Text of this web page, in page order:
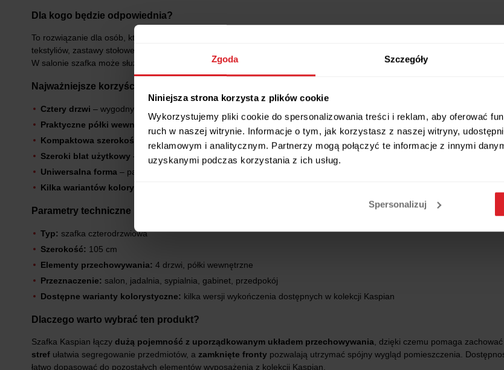
Zgoda Szczegóły
Niniejsza strona korzysta z plików cookie
Wykorzystujemy pliki cookie do spersonalizowania treści i reklam, aby oferować
ruch w naszej witrynie. Informacje o tym, jak korzystasz z naszej witryny,
reklamowym i analitycznym. Partnerzy mogą połączyć te informacje z innymi
uzyskanymi podczas korzystania z ich usług.
Spersonalizuj
Dla kogo będzie odpowiednia?
To rozwiązanie dla osób, które potrzebują dodatkowej przestrzeni do przechowywania bez zajmowania dużej powierzchni
tekstyliów, zastawy stołowej lub akcesoriów codziennego użytku, a
W salonie szafka może służyć do przechowywania dekoracji i rodzinnych pamiątek, natomiast w jadalni sprawdzi się jako
Najważniejsze korzyści dla użytkownika
Cztery drzwi – wygodny dostęp do całej zawartości mebla.
Praktyczne półki wewnętrzne
– łatwiejsza organizacja przechowywanych przedmiotów.
Kompaktowa szerokość przy dużej pojemności
– efektywne wykorzystanie przestrzeni.
Szeroki blat użytkowy – dodatkowe miejsce na dekoracje lub akcesoria.
Uniwersalna forma – pasuje do różnych aranżacji wnętrz.
Kilka wariantów kolorystycznych
Parametry techniczne
Typ: szafka czterodrzwiowa
Szerokość: 105 cm
Elementy przechowywania: 4 drzwi, półki wewnętrzne
Przeznaczenie: salon, jadalnia, sypialnia, gabinet, przedpokój
Dostępne warianty kolorystyczne: kilka wersji wykończenia dostępnych w kolekcji Kaspian
Dlaczego warto wybrać ten produkt?
Szafka Kaspian łączy dużą pojemność z uporządkowanym układem przechowywania, dzięki czemu pomaga
stref ułatwia segregowanie przedmiotów, a zamknięte fronty pozwalają utrzymać spójny wygląd pomieszczenia.
łatwo dopasować do pozostałych elementów wyposażenia z kolekcji Kaspian.